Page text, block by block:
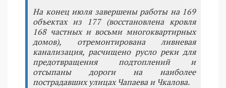
На конец июля завершены работы на 169
объектах из 177 (восстановлена кровля
168 частных и восьми многоквартирных
домов), отремонтирована ливневая
канализация, расчищено русло реки для
предотвращения подтоплений и
отсыпаны дороги на наиболее
пострадавших улицах Чапаева и Чкалова.